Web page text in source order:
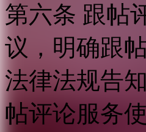
第六条 跟帖
议，明确跟
法律法规告
帖评论服务